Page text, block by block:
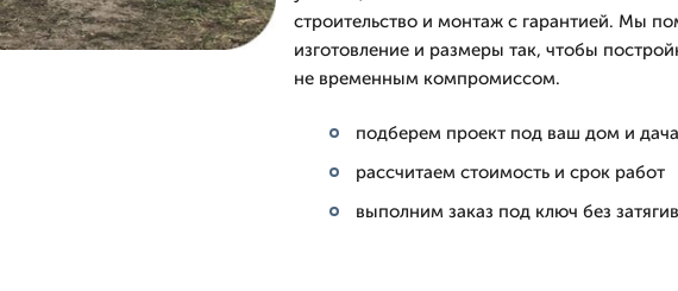
строительство и монтаж с гарантией. Мы
изготовление и размеры так, чтобы
не временным компромиссом.
подберем проект под ваш дом и дача
рассчитаем стоимость и срок работ
выполним заказ под ключ без